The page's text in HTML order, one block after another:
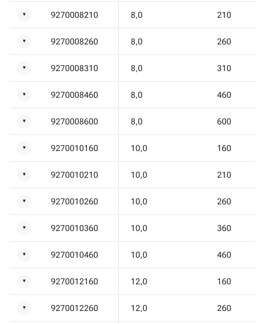
▼ 9270008210 8,0 210
▼ 9270008260 8,0 260
▼ 9270008310 8,0 310
▼ 9270008460 8,0 460
▼ 9270008600 8,0 600
▼ 9270010160 10,0 160
▼ 9270010210 10,0 210
▼ 9270010260 10,0 260
▼ 9270010360 10,0 360
▼ 9270010460 10,0 460
▼ 9270012160 12,0 160
▼ 9270012260 12,0 260